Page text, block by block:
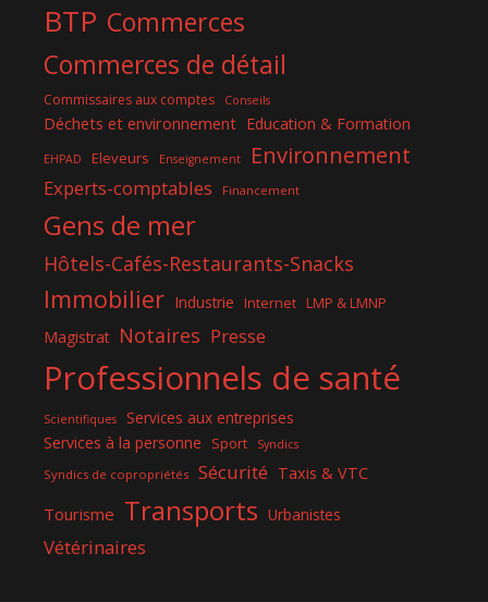
BTP Commerces
Commerces de détail
Commissaires aux comptes Conseils
Déchets et environnement Education & Formation
EHPAD Eleveurs Enseignement Environnement
Experts-comptables Financement
Gens de mer
Hôtels-Cafés-Restaurants-Snacks
Immobilier Industrie Internet LMP & LMNP
Magistrat Notaires Presse
Professionnels de santé
Scientifiques
Services aux entreprises
Services à la personne
Sport Syndics
Syndics de copropriétés Sécurité Taxis & VTC
Tourisme Transports Urbanistes
Vétérinaires